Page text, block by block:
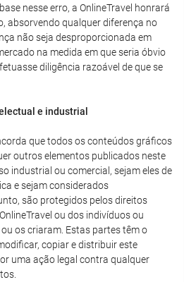
nesse erro, a OnlineTravel honrará
absorvendo qualquer diferença no
não seja desproporcionada em
na medida em que seria óbvio
diligência razoável de que se
e industrial
que todos os conteúdos gráficos
outros elementos publicados neste
industrial ou comercial, sejam eles de
e sejam considerados
são protegidos pelos direitos
ou dos indivíduos ou
os criaram. Estas partes têm o
copiar e distribuir este
uma ação legal contra qualquer